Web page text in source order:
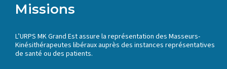
Missions
L’URPS MK Grand Est assure la représentation des Masseurs-
Kinésithérapeutes libéraux auprès des instances représentatives
de santé ou des patients.